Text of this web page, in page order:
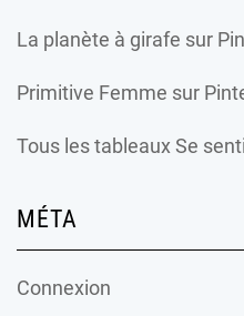
La planète à girafe sur
Primitive Femme sur
Tous les tableaux Se
MÉTA
Connexion